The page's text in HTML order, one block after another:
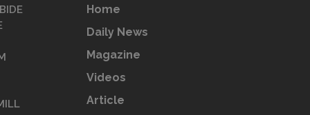
Home
Daily News
Magazine
Videos
Article